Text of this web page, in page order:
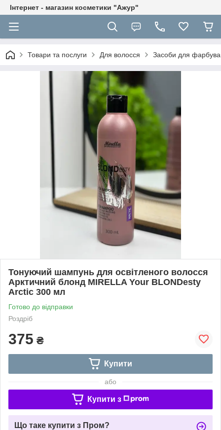
Інтернет - магазин косметики "Ажур"
Товари та послуги Для волосся Засоби для
Тонуючий шампунь для освітленого волосся
Арктичний блонд MIRELLA Your BLONDesty
Arctic 300 мл
Готово до відправки
Роздріб
375 ₴
Купити
або
Купити з
Що таке купити з Пром?